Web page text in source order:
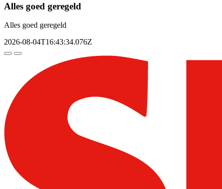
Alles goed geregeld
Alles goed geregeld
2026-08-04T16:43:34.076Z